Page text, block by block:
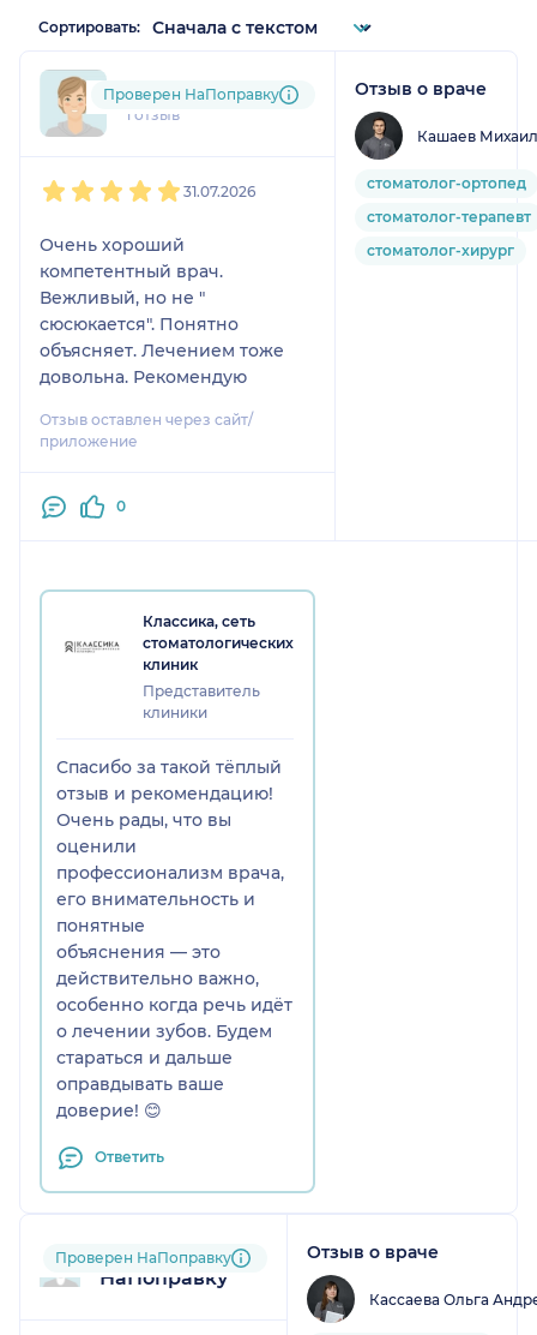
Сортировать:
tur....@....ru
1 отзыв
Проверен НаПоправку
31.07.2026
Очень хороший
компетентный врач.
Вежливый, но не "
сюсюкается". Понятно
объясняет. Лечением тоже
довольна. Рекомендую
Отзыв оставлен через сайт/
приложение
0
Отзыв о враче
Кашаев
стоматолог-ортопед
стоматолог-терапевт
стоматолог-хирург
Классика, сеть
стоматологических
клиник
Представитель
клиники
Спасибо за такой тёплый
отзыв и рекомендацию!
Очень рады, что вы
оценили
профессионализм врача,
его внимательность и
понятные
объяснения — это
действительно важно,
особенно когда речь идёт
о лечении зубов. Будем
стараться и дальше
оправдывать ваше
доверие! 😊
Ответить
Пользователь
НаПоправку
Проверен НаПоправку Отзыв о враче
Кассаева Ольга